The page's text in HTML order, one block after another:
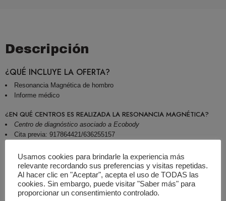
Descripción
¿QUÉ INCLUYE LA OFERTA?
Resonancia Magnética de hombro
Informe médico
¿EN QUÉ CENTROS ES REALIZADA LA RESONANCIA MAGNÉTICA?
Centro de diagnóstico asociado a Ecobody
Cita previa: 917864421/636255157
Valoraciones (0)
Usamos cookies para brindarle la experiencia más
relevante recordando sus preferencias y visitas repetidas.
Al hacer clic en "Aceptar", acepta el uso de TODAS las
cookies. Sin embargo, puede visitar "Saber más" para
proporcionar un consentimiento controlado.